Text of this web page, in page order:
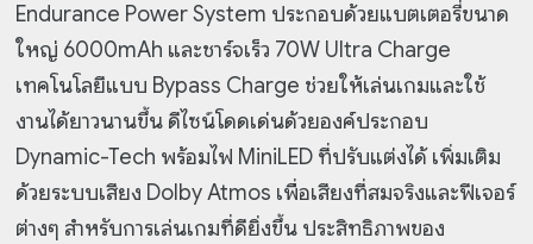
Endurance Power System ประกอบด้วยแบตเตอรี่ขนาด
ใหญ่ 6000mAh และชาร์จเร็ว 70W Ultra Charge
เทคโนโลยีแบบ Bypass Charge ช่วยให้เล่นเกมและใช้
งานได้ยาวนานขึ้น ดีไซน์โดดเด่นด้วยองค์ประกอบ
Dynamic-Tech พร้อมไฟ MiniLED ที่ปรับแต่งได้ เพิ่มเติม
ด้วยระบบเสียง Dolby Atmos เพื่อเสียงที่สมจริงและฟีเจอร์
ต่างๆ สำหรับการเล่นเกมที่ดียิ่งขึ้น ประสิทธิภาพของ